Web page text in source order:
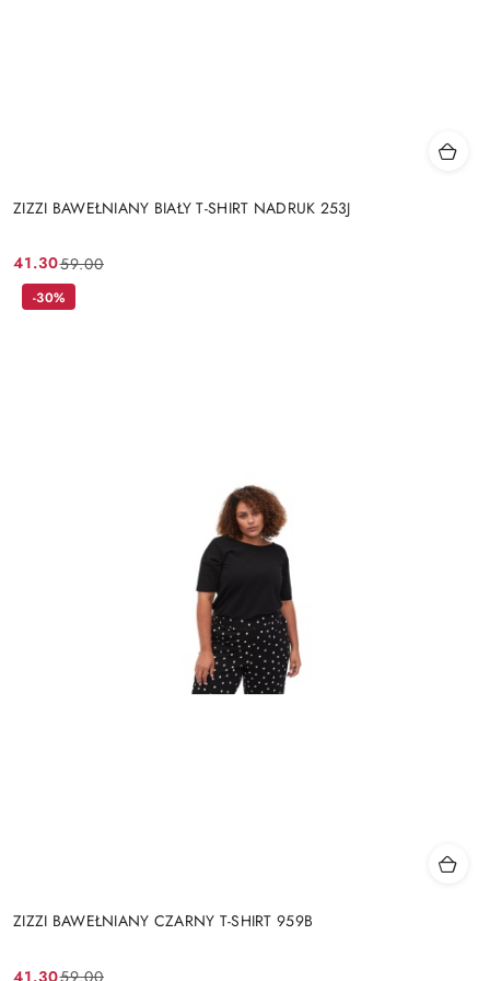
ZIZZI BAWEŁNIANY BIAŁY T-SHIRT NADRUK 253J
Cena
promocyjna:
41.30
Cena
przed
59.00
ZIZZI BAWEŁNIANY CZARNY T-SHIRT 959B
41.30
-30%